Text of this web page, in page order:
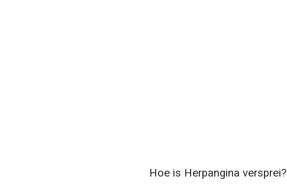
Hoe is Herpangina versprei?